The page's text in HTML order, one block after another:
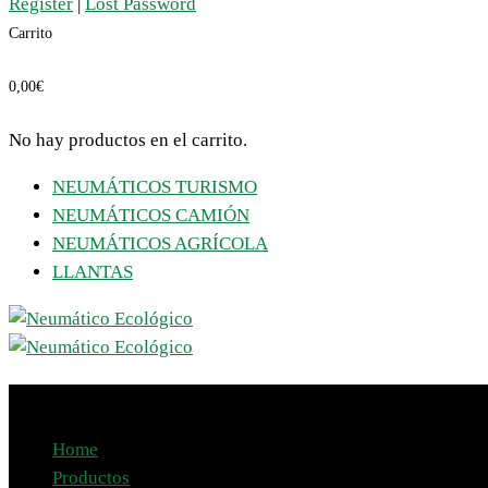
Carrito
0,00€
No hay productos en el carrito.
NEUMÁTICOS TURISMO
NEUMÁTICOS CAMIÓN
NEUMÁTICOS AGRÍCOLA
LLANTAS
Home
Productos